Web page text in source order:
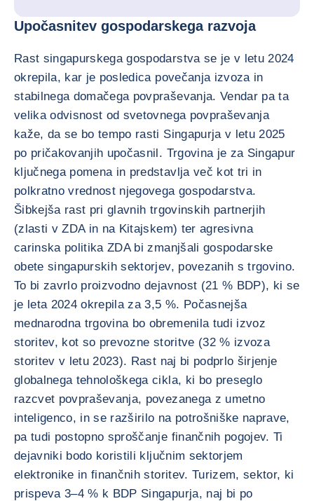
Upočasnitev gospodarskega razvoja
Rast singapurskega gospodarstva se je v letu 2024
okrepila, kar je posledica povečanja izvoza in
stabilnega domačega povpraševanja. Vendar pa ta
velika odvisnost od svetovnega povpraševanja
kaže, da se bo tempo rasti Singapurja v letu 2025
po pričakovanjih upočasnil. Trgovina je za Singapur
ključnega pomena in predstavlja več kot tri in
polkratno vrednost njegovega gospodarstva.
Šibkejša rast pri glavnih trgovinskih partnerjih
(zlasti v ZDA in na Kitajskem) ter agresivna
carinska politika ZDA bi zmanjšali gospodarske
obete singapurskih sektorjev, povezanih s trgovino.
To bi zavrlo proizvodno dejavnost (21 % BDP), ki se
je leta 2024 okrepila za 3,5 %. Počasnejša
mednarodna trgovina bo obremenila tudi izvoz
storitev, kot so prevozne storitve (32 % izvoza
storitev v letu 2023). Rast naj bi podprlo širjenje
globalnega tehnološkega cikla, ki bo preseglo
razcvet povpraševanja, povezanega z umetno
inteligenco, in se razširilo na potrošniške naprave,
pa tudi postopno sproščanje finančnih pogojev. Ti
dejavniki bodo koristili ključnim sektorjem
elektronike in finančnih storitev. Turizem, sektor, ki
prispeva 3–4 % k BDP Singapurja, naj bi po